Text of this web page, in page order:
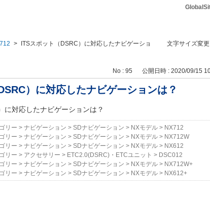
文字サイズ変更
>
ITSスポット（DSRC）に対応したナビゲーショ
No : 95 公開日時 : 2020/09/15
）に対応したナビゲーションは？
に対応したナビゲーションは？
リー > ナビゲーション > SDナビゲーション > NXモデル > NX712
リー > ナビゲーション > SDナビゲーション > NXモデル > NX712W
リー > ナビゲーション > SDナビゲーション > NXモデル > NX612
リー > アクセサリー > ETC2.0(DSRC)・ETCユニット > DSC012
リー > ナビゲーション > SDナビゲーション > NXモデル > NX712W+
リー > ナビゲーション > SDナビゲーション > NXモデル > NX612+